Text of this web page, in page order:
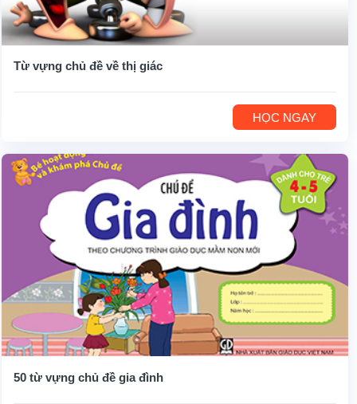
Từ vựng chủ đề về thị giác
HỌC NGAY
50 từ vựng chủ đề gia đình